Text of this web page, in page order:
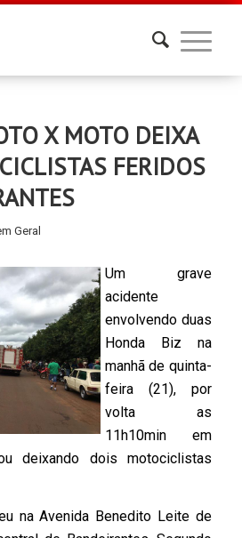
X MOTO DEIXA
FERIDOS
Geral
Um grave
acidente
envolvendo duas
Honda Biz na
manhã de quinta-
feira (21), por
volta as
11h10min em
deixando dois motociclistas
na Avenida Benedito Leite de